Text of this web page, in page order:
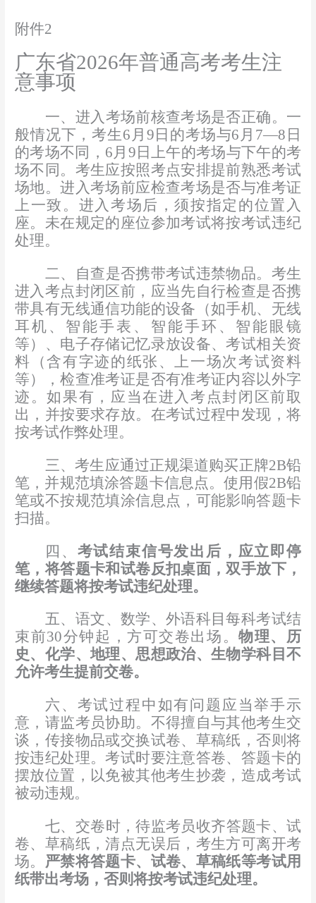
附件2
广东省2026年普通高考考生注
意事项
一、进入考场前核查考场是否正确。 一
般情况下，考生6 月 9 日的考场与6 月 7—8 日
的考场不同， 6月 9 日上午的考场与下午的考
场不同。考生应按照考点安排提前熟悉考试
场地。进入考场前应检查考场是否与准考证
上一致。进入考场后，须按指定的位置入
座。未在规定的座位参加考试将按考试违纪
处理。
二、自查是否携带考试违禁物品。 考生
进入考点封闭区前，应当先自行检查是否携
带具有无线通信功能的设备（如手机、无线
耳机、智能手表、智能手环、 智能眼镜
等）、电子存储记忆录放设备、考试相关资
料（含有字迹的纸张、上一场次考试资料
等），检查准考证是否有准考证内容以外字
迹。如果有，应当在进入考点封闭区前取
出，并按要求存放。在考试过程中发现，将
按考试作弊处理。
三、考生应通过正规渠道购买正牌2B铅
笔，并规范填涂答题卡信息点。使用假2B铅
笔或不按规范填涂信息点，可能影响答题卡
扫描。
四、 考试结束信号发出后，应立即停
笔，将答题卡和试卷反扣桌面，双手放下，
继续答题将按考试违纪处理。
五、语文、数学、外语科目每科考试结
束前30分钟起，方可交卷出场。物理、历
史、化学、地理、思想政治、生物学科目不
允许考生提前交卷。
六、考试过程中如有问题应当举手示
意，请监考员协助。不得擅自与其他考生交
谈，传接物品或交换试卷、草稿纸，否则将
按违纪处理。考试时要注意答卷、答题卡的
摆放位置，以免被其他考生抄袭，造成考试
被动违规。
七、 交卷时，待监考员收齐答题卡、试
卷、草稿纸，清点无误后 ，考生方可离开考
场。 严禁将答题卡、试卷、草稿纸等考试用
纸带出考场，否则将按考试违纪处理。